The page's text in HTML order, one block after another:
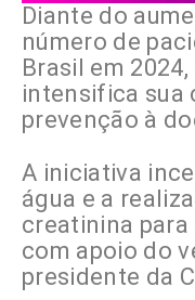
Diante do
número de
Brasil em
intensifica sua
prevenção à
A iniciativa
água e a
creatinina
com apoio do
presidente da